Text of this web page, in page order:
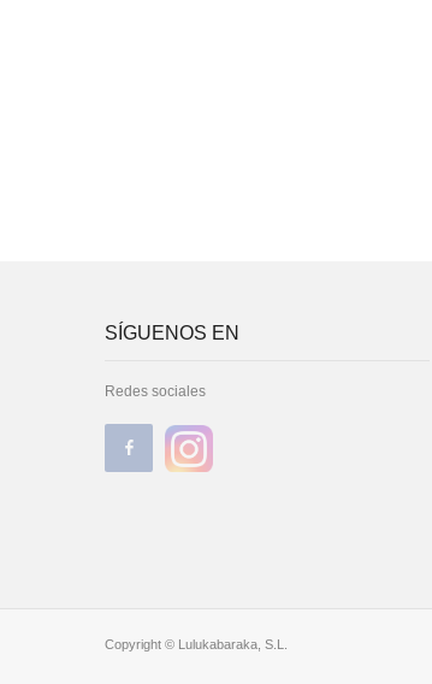
SÍGUENOS EN
Redes sociales
Copyright © Lulukabaraka, S.L.